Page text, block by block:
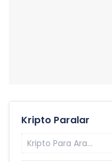
Kripto Paralar